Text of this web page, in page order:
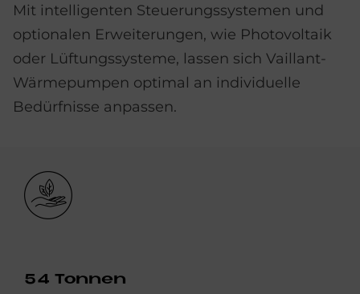
Mit intelligenten Steuerungssystemen und
optionalen Erweiterungen, wie Photovoltaik
oder Lüftungssysteme, lassen sich Vaillant-
Wärmepumpen optimal an individuelle
Bedürfnisse anpassen.
Bild
54 Ton­nen